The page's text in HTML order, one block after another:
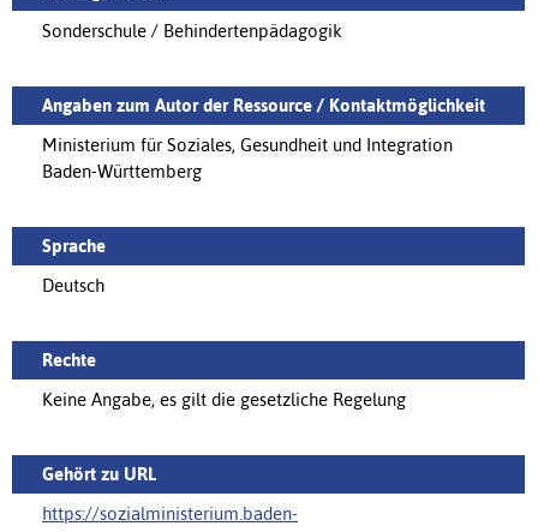
Sonderschule / Behindertenpädagogik
Angaben zum Autor der Ressource / Kontaktmöglichkeit
Ministerium für Soziales, Gesundheit und Integration
Baden-Württemberg
Sprache
Deutsch
Rechte
Keine Angabe, es gilt die gesetzliche Regelung
Gehört zu URL
https://sozialministerium.baden-